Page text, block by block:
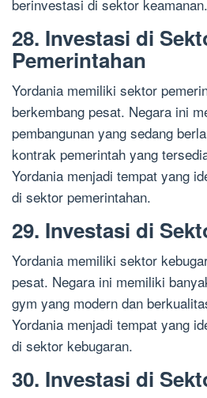
berinvestasi di sektor keamanan.
28. Investasi di
Pemerintahan
Yordania memiliki sektor
berkembang pesat. Negara ini
pembangunan yang sedang
kontrak pemerintah yang
Yordania menjadi tempat yang
di sektor pemerintahan.
29. Investasi di
Yordania memiliki sektor
pesat. Negara ini memiliki
gym yang modern dan
Yordania menjadi tempat yang
di sektor kebugaran.
30. Investasi di